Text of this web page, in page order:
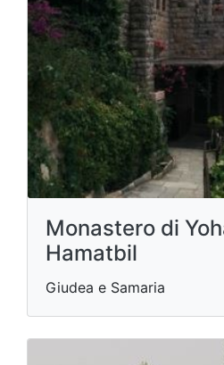
Monastero di
Hamatbil
Giudea e Samaria